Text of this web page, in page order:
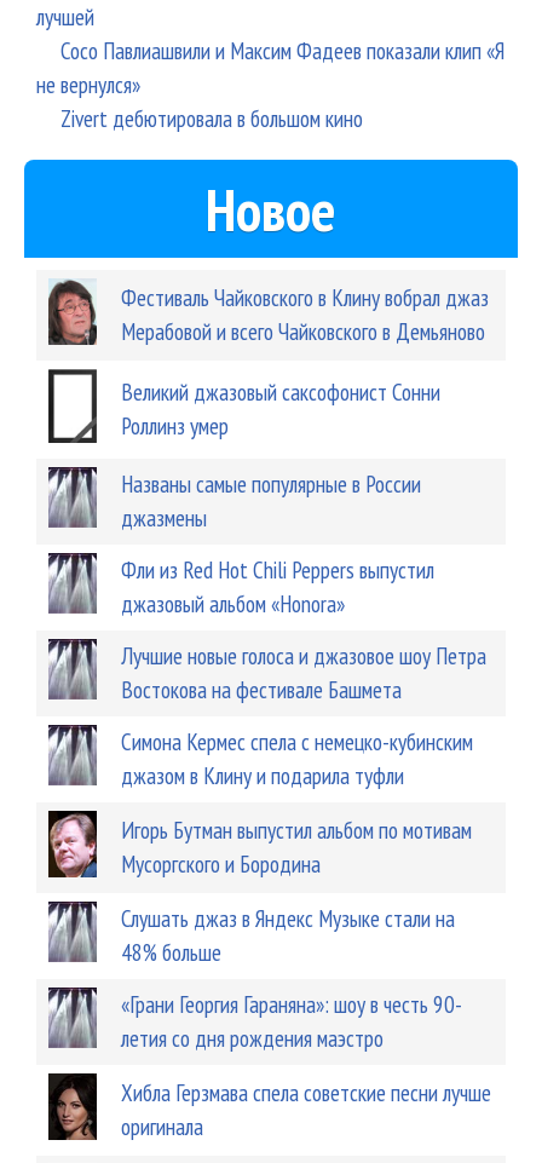
лучшей
Сосо Павлиашвили и Максим Фадеев показали клип «Я
не вернулся»
Zivert дебютировала в большом кино
Новое
Фестиваль Чайковского в Клину вобрал джаз
Мерабовой и всего Чайковского в Демьяново
Великий джазовый саксофонист Сонни
Роллинз умер
Названы самые популярные в России
джазмены
Фли из Red Hot Chili Peppers выпустил
джазовый альбом «Honora»
Лучшие новые голоса и джазовое шоу Петра
Востокова на фестивале Башмета
Симона Кермес спела с немецко-кубинским
джазом в Клину и подарила туфли
Игорь Бутман выпустил альбом по мотивам
Мусоргского и Бородина
Слушать джаз в Яндекс Музыке стали на
48% больше
«Грани Георгия Гараняна»: шоу в честь 90-
летия со дня рождения маэстро
Хибла Герзмава спела советские песни лучше
оригинала